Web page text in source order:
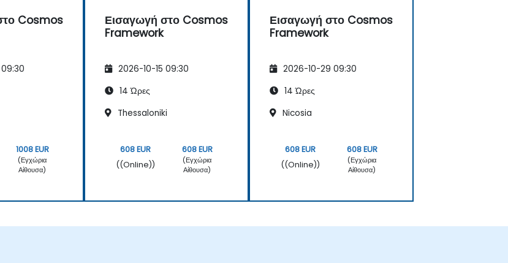
Cosmos
1008 EUR
(Εγχώρια
Αίθουσα)
Εισαγωγή στο Cosmos
Framework
2026-10-15 09:30
14 Ώρες
Thessaloniki
608 EUR
((Online))
608 EUR
(Εγχώρια
Αίθουσα)
Εισαγωγή στο Cosmos
Framework
2026-10-29 09:30
14 Ώρες
Nicosia
608 EUR
((Online))
608 EUR
(Εγχώρια
Αίθουσα)